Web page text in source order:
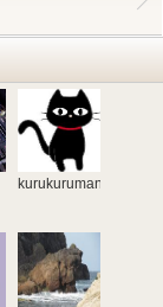
kurukurumania